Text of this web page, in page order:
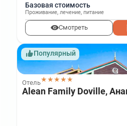
Базовая стоимость
Проживание, лечение, питание
Смотреть
Популярный
Отель★★★★★
Alean Family Doville,